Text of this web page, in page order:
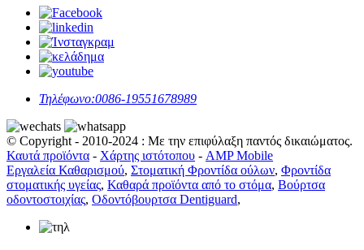
Τηλέφωνο:0086-19551678989
© Copyright - 2010-2024 : Με την επιφύλαξη παντός δικαιώματος.
Καυτά προϊόντα - Χάρτης ιστότοπου - AMP Mobile
Εργαλεία Καθαρισμού, Στοματική Φροντίδα ούλων, Φροντίδα
στοματικής υγείας, Καθαρά προϊόντα από το στόμα, Βούρτσα
οδοντοστοιχίας, Οδοντόβουρτσα Dentiguard,